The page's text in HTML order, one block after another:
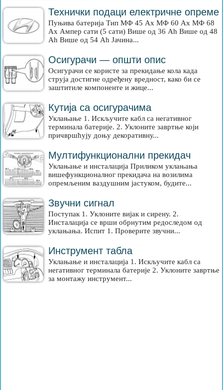
Технички подаци електричне опреме
Пуњива батерија Тип МФ 45 Ах МФ 60 Ах МФ 68
Ах Ампер сати (5 сати) Више од 36 Ah Више од 48
Ah Више од 54 Ah Јачина...
Осигурачи — општи опис
Осигурачи се користе за прекидање кола када
струја достигне одређену вредност, како би се
заштитиле компоненте и жице...
Кутија са осигурачима
Уклањање 1. Искључите кабл са негативног
терминала батерије. 2. Уклоните завртње који
причвршћују доњу декоративну...
Мултифункционални прекидач
Уклањање и инсталација Приликом уклањања
вишефункционалног прекидача на возилима
опремљеним ваздушним јастуком, будите...
Звучни сигнал
Поступак 1. Уклоните вијак и сирену. 2.
Инсталација се врши обрнутим редоследом од
уклањања. Испит 1. Проверите звучни...
Инструмент табла
Уклањање и инсталација 1. Искључите кабл са
негативног терминала батерије 2. Уклоните завртње
за монтажу инструмент...